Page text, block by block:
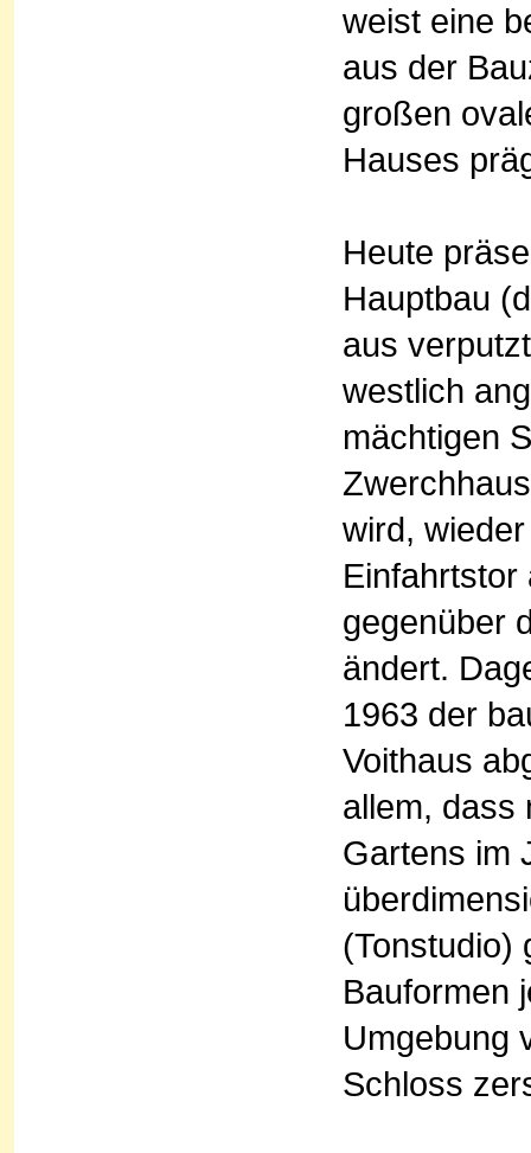
weist eine
aus der
großen
Hauses
Heute
Hauptbau
aus
westlich
mächtigen
wird,
gegenüber
ändert.
1963 der
Voithaus
allem, dass
Gartens im
(Tonstudio)
Bauformen
Umgebung
Schloss